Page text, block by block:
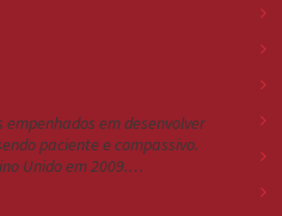
em desenvolver
paciente e compassivo.
Unido em 2009.…